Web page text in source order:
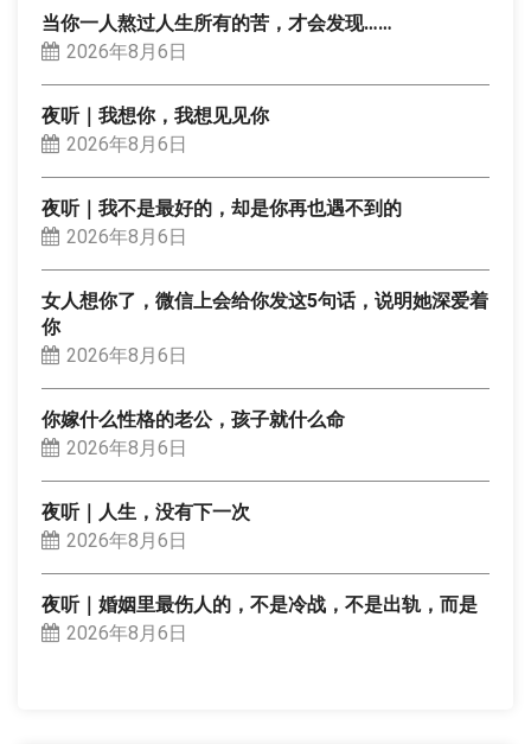
当你一人熬过人生所有的苦，才会发现……
2026年8月6日
夜听｜我想你，我想见见你
2026年8月6日
夜听｜我不是最好的，却是你再也遇不到的
2026年8月6日
女人想你了，微信上会给你发这5句话，说明她深爱着
你
2026年8月6日
你嫁什么性格的老公，孩子就什么命
2026年8月6日
夜听｜人生，没有下一次
2026年8月6日
夜听｜婚姻里最伤人的，不是冷战，不是出轨，而是
2026年8月6日